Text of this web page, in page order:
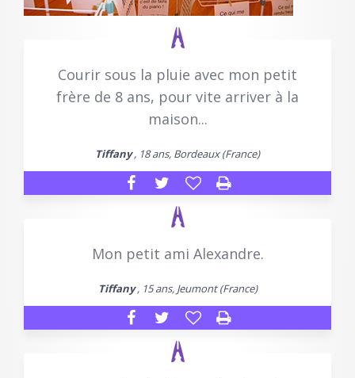
Courir sous la pluie avec mon petit
frère de 8 ans, pour vite arriver à la
maison...
Tiffany, 18 ans, Bordeaux (France)
Mon petit ami Alexandre.
Tiffany, 15 ans, Jeumont (France)